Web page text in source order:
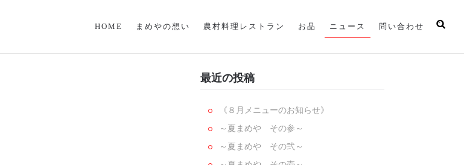
HOME まめやの想い 農村料理レストラン お品 ニュース 問い合わせ
最近の投稿
《８月メニューのお知らせ》
～夏まめや その参～
～夏まめや その弐～